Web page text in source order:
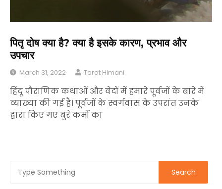
पितृ दोष क्या है? क्या है इसके कारण, प्रभाव और
उपचार
March 31, 2022 Tarot Himani
हिंदू पौराणिक कथाओं और वेदों में हमारे पूर्वजों के बारे में
व्याख्या की गई है। पूर्वजों के स्वर्गवास के उपरांत उनके
द्वारा किए गए बुरे कर्मों का